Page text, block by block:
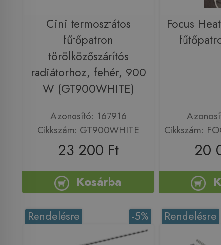
Cini termosztátos
fűtőpatron
törölközőszárítós
radiátorhoz, fehér, 900
W (GT900WHITE)
Azonosító: 167916
Cikkszám: GT900WHITE
23 200 Ft
Kosárba
Focus
Cikkszám:
20
-5%
Rendelésre Rendelésre